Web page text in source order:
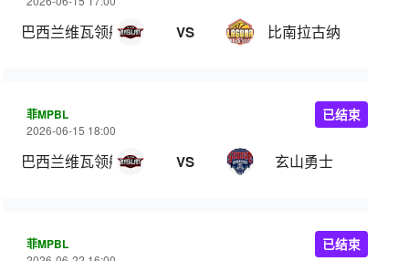
巴西兰维瓦领航 VS 比南拉古纳
菲MPBL
2026-06-15 18:00
巴西兰维瓦领航 VS 玄山勇士
已结束
菲MPBL 已结束